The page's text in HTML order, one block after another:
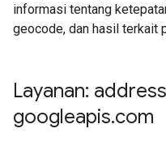
informasi tentang
geocode, dan hasil terkait
Layanan:
googleapis.com